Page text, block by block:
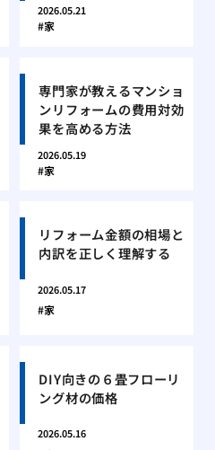
2026.05.21
家
専門家が教えるマンショ
ンリフォームの費用対効
果を高める方法
2026.05.19
家
リフォーム金額の相場と
内訳を正しく理解する
2026.05.17
家
DIY向きの６畳フローリ
ング材の価格
2026.05.16